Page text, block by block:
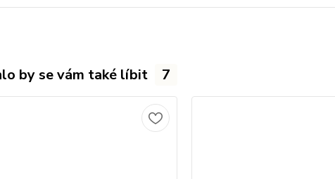
by se vám také líbit 7